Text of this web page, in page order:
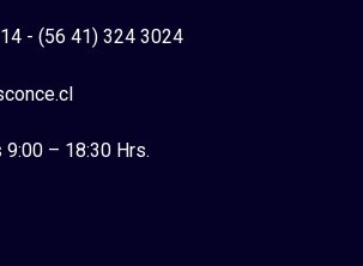
- (56 41) 324 3024
9:00 – 18:30 Hrs.